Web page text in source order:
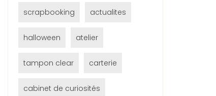
scrapbooking actualites
halloween atelier
tampon clear carterie
cabinet de curiosités